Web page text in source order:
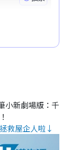
小新劇場版：千
救屋企人啦↓